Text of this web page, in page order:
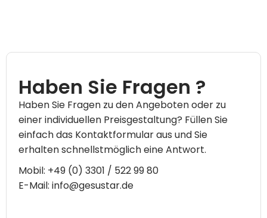
Haben Sie Fragen ?
Haben Sie Fragen zu den Angeboten oder zu
einer individuellen Preisgestaltung? Füllen Sie
einfach das Kontaktformular aus und Sie
erhalten schnellstmöglich eine Antwort.
Mobil: +49 (0) 3301 / 522 99 80
E-Mail: info@gesustar.de